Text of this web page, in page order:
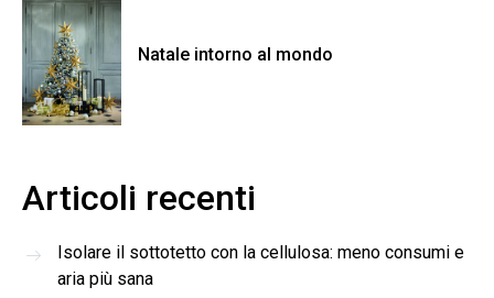
Natale intorno al mondo
Articoli recenti
Isolare il sottotetto con la cellulosa: meno consumi e
aria più sana